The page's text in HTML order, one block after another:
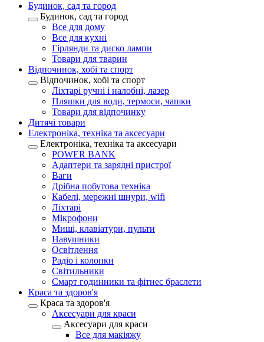
Будинок, сад та город
Будинок, сад та город
Все для дому
Все для кухні
Гірлянди та диско лампи
Товари для тварин
Відпочинок, хобі та спорт
Відпочинок, хобі та спорт
Ліхтарі ручні і налобні, лазер
Пляшки для води, термоси, чашки
Товари для відпочинку
Дитячі товари
Електроніка, техніка та аксесуари
Електроніка, техніка та аксесуари
POWER BANK
Адаптери та зарядні пристрої
Ваги
Дрібна побутова техніка
Кабелі, мережні шнури, wifi
Ліхтарі
Мікрофони
Миші, клавіатури, пульти
Навушники
Освітлення
Радіо і колонки
Світильники
Смарт годинники та фітнес браслети
Краса та здоров'я
Краса та здоров'я
Аксесуари для краси
Аксесуари для краси
Все для макіяжу